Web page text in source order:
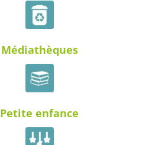
Médiathèques
Petite enfance